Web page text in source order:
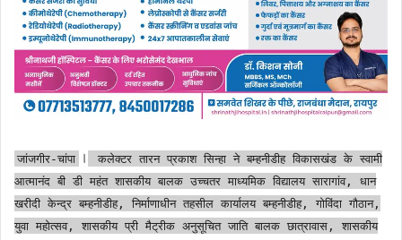
जांजगीर-चांपा ।
कलेक्टर तारन प्रकाश सिन्हा ने बम्हनीडीह विकासखंड के स्वामी
आत्मानंद बी डी महंत शासकीय बालक उच्चतर माध्यमिक विद्यालय सारागांव, धान
खरीदी केन्द्र बम्हनीडीह, निर्माणाधीन तहसील कार्यालय बम्हनीडीह, गोविंदा गौठान,
युवा महोत्सव, शासकीय प्री मैट्रीक अनुसूचित जाति बालक छात्रावास, शासकीय